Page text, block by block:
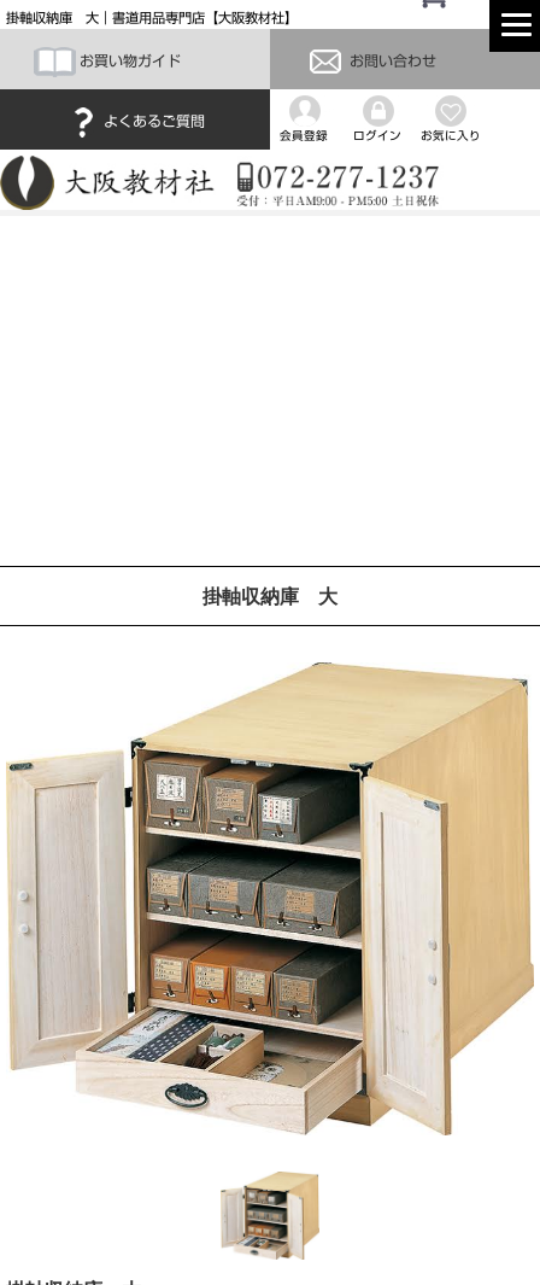
掛軸収納庫 大｜書道用品専門店【大阪教材社】
お買い物ガイド お問い合わせ
よくあるご質問
会員登録 ログイン お気に入り
掛軸収納庫 大